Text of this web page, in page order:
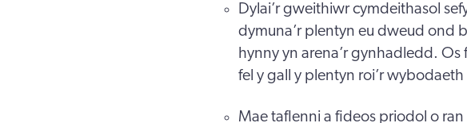
Dylai’r gweithiwr cymdeithasol
dymuna’r plentyn eu dweud ond
hynny yn arena’r gynhadledd.
fel y gall y plentyn roi’r
Mae taflenni a fideos priodol o